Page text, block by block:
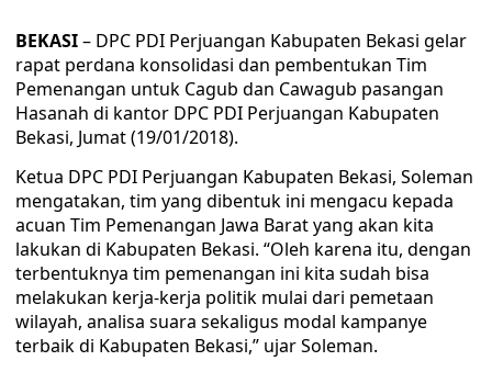
BEKASI– DPC PDI Perjuangan Kabupaten Bekasi gelar
rapat perdana konsolidasi dan pembentukan Tim
Pemenangan untuk Cagub dan Cawagub pasangan
Hasanah di kantor DPC PDI Perjuangan Kabupaten
Bekasi, Jumat (19/01/2018).
Ketua DPC PDI Perjuangan Kabupaten Bekasi, Soleman
mengatakan, tim yang dibentuk ini mengacu kepada
acuan Tim Pemenangan Jawa Barat yang akan kita
lakukan di Kabupaten Bekasi. “Oleh karena itu, dengan
terbentuknya tim pemenangan ini kita sudah bisa
melakukan kerja-kerja politik mulai dari pemetaan
wilayah, analisa suara sekaligus modal kampanye
terbaik di Kabupaten Bekasi,” ujar Soleman.